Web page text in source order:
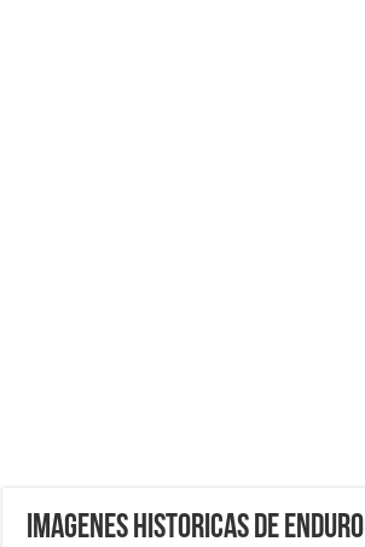
imagenes historicas de enduro